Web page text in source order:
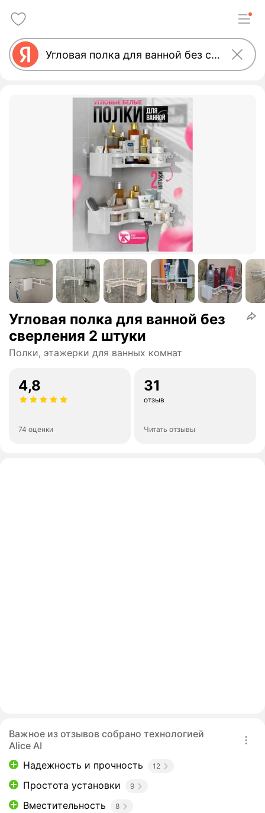
Угловая полка для ванной без
сверления 2 штуки
Полки, этажерки для ванных комнат
4,8
74 оценки
31
отзыв
Читать отзывы
Важное из отзывов собрано технологией
Alice AI
Надежность и прочность
12
Простота установки 9
Вместительность 8